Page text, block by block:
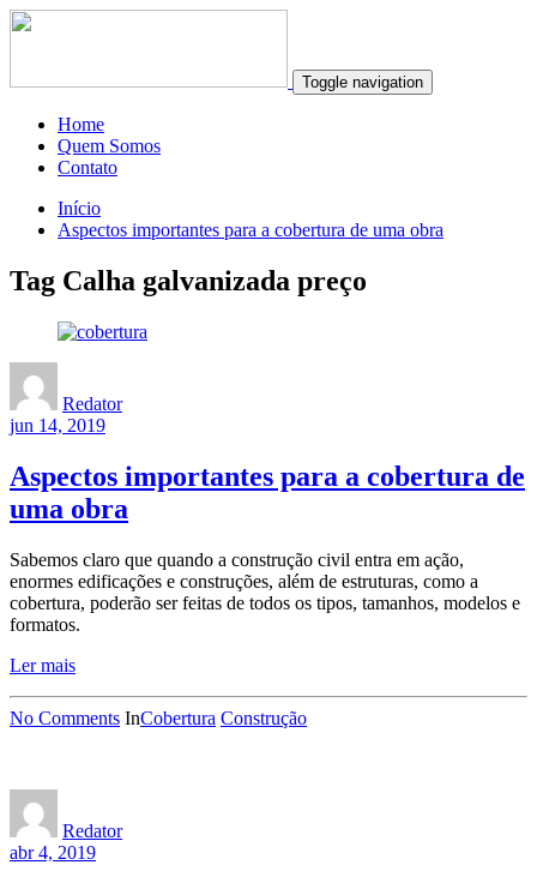
Toggle navigation
Home
Quem Somos
Contato
Início
Aspectos importantes para a cobertura de uma obra
Tag Calha galvanizada preço
Redator
jun 14, 2019
Aspectos importantes para a cobertura de
uma obra
Sabemos claro que quando a construção civil entra em ação,
enormes edificações e construções, além de estruturas, como a
cobertura, poderão ser feitas de todos os tipos, tamanhos, modelos e
formatos.
Ler mais
No Comments InCobertura Construção
Redator
abr 4, 2019